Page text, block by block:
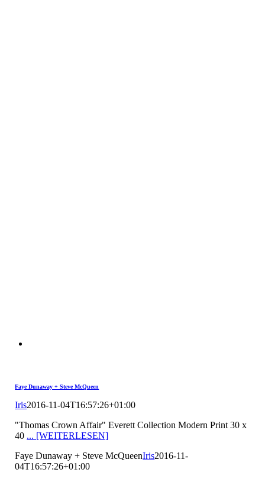
Faye Dunaway + Steve McQueen
Iris2016-11-04T16:57:26+01:00
"Thomas Crown Affair" Everett Collection Modern Print 30 x
40 ... [WEITERLESEN]
Faye Dunaway + Steve McQueenIris2016-11-
04T16:57:26+01:00